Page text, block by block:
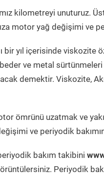
kilometreyi unuturuz.
motor yağ değişimi ve
bir yıl içerisinde
ve metal sürtünmeleri
demektir. Viskozite,
ömrünü uzatmak ve
ve periyodik
periyodik bakım takibini
Periyodik